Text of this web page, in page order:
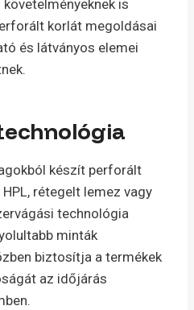
is
korlát megoldásai
és látványos elemei
készít perforált
rétegelt lemez vagy
technológia
minták
biztosítja a termékek
az időjárás